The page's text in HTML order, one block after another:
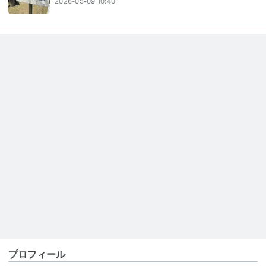
プロフィール